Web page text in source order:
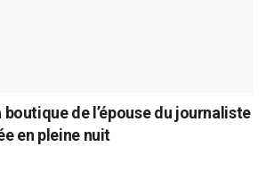
boutique de l’épouse du journaliste
en pleine nuit